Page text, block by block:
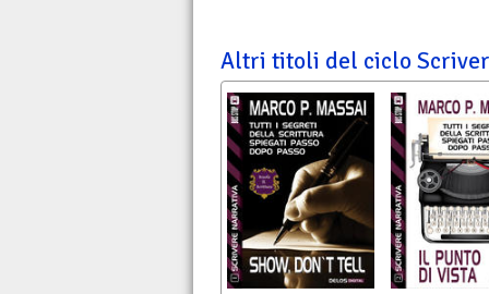
Altri titoli del ciclo